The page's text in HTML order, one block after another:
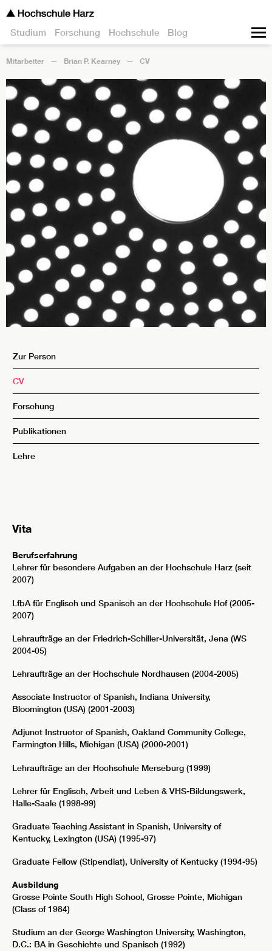
Studium Forschung Hochschule Blog
Mitarbeiter Brian P. Kearney CV
Zur Person
CV
Forschung
Publikationen
Lehre
Vita
Berufserfahrung
Lehrer für besondere Aufgaben an der Hochschule Harz (seit
2007)
LfbA für Englisch und Spanisch an der Hochschule Hof (2005-
2007)
Lehraufträge an der Friedrich-Schiller-Universität, Jena (WS
2004-05)
Lehraufträge an der Hochschule Nordhausen (2004-2005)
Associate Instructor of Spanish, Indiana University,
Bloomington (USA) (2001-2003)
Adjunct Instructor of Spanish, Oakland Community College,
Farmington Hills, Michigan (USA) (2000-2001)
Lehraufträge an der Hochschule Merseburg (1999)
Lehrer für Englisch, Arbeit und Leben & VHS-Bildungswerk,
Halle-Saale (1998-99)
Graduate Teaching Assistant in Spanish, University of
Kentucky, Lexington (USA) (1995-97)
Graduate Fellow (Stipendiat), University of Kentucky (1994-95)
Ausbildung
Grosse Pointe South High School, Grosse Pointe, Michigan
(Class of 1984)
Studium an der George Washington University, Washington,
D.C.: BA in Geschichte und Spanisch (1992)